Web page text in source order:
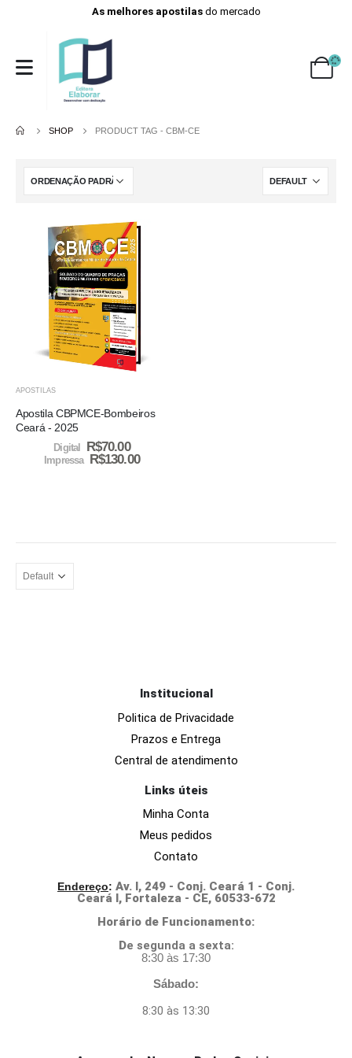
As melhores apostilasdo mercado
SHOP PRODUCT TAG - CBM-CE
APOSTILAS
Apostila CBPMCE-Bombeiros
Ceará - 2025
Digital R$70.00
Impressa R$130.00
Institucional
Politica de Privacidade
Prazos e Entrega
Central de atendimento
Links úteis
Minha Conta
Meus pedidos
Contato
Endereço: Av. I, 249 - Conj. Ceará 1 - Conj.
Ceará I, Fortaleza - CE, 60533-672
Horário de Funcionamento:
De segunda a sexta:
8:30 às 17:30
Sábado:
8:30 às 13:30